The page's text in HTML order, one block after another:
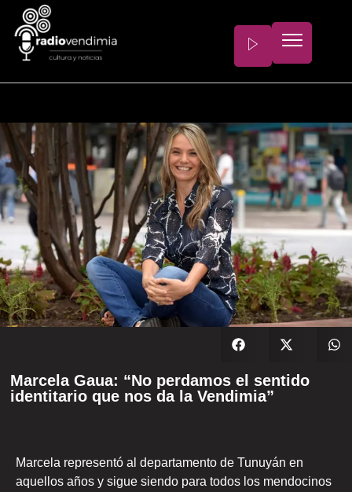
Marcela Gaua: “No perdamos el sentido
identitario que nos da la Vendimia”
Marcela representó al departamento de Tunuyán en
aquellos años y sigue siendo para todos los mendocinos